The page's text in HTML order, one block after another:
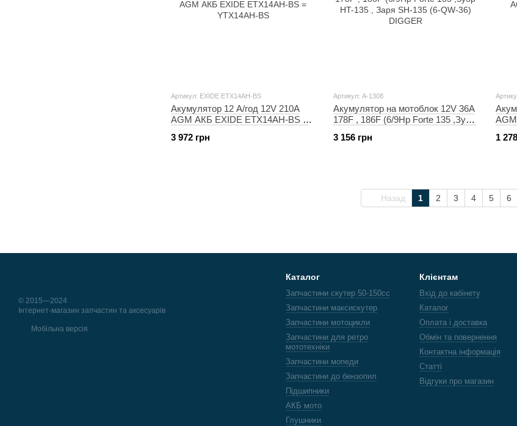
Артикул: EXIDE ETX14AH-BS
Акумулятор 12 А/год 12V 210A
AGM АКБ EXIDE ETX14AH-BS =
3 972 грн
Артикул: A-1308
Акумулятор на мотоблок 12V 36A
178F , 186F (6/9Hp Forte 135 ,Зубр
DIGGER
3 156 грн 1
Назад 1 2 3 4 5 6
© 2015—2024
Інтернет-магазин запчастин та аксесуарів
Мобільна версія
Каталог
Запчастини скутер 50-150cc
Запчастини максискутер
Запчастини мотоцикли
Запчастини для ретро
мототехніки
Запчастини мопеди
Запчастини до бензопил
Підшипники
АКБ мото
Глушники
Клієнтам
Вхід до кабінету
Каталог
Оплата і доставка
Обмін та повернення
Контактна інформація
Статті
Відгуки про магазин